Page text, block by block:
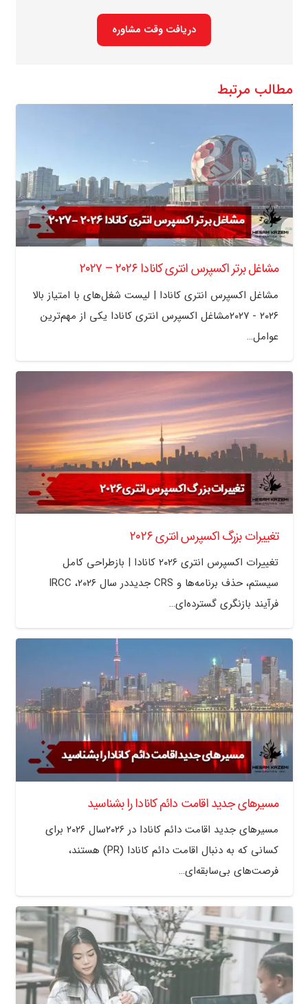
دریافت وقت مشاوره
مطالب مرتبط
مشاغل برتر اکسپرس انتری کانادا ۲۰۲۶ – ۲۰۲۷
مشاغل اکسپرس انتری کانادا | لیست شغل‌های با امتیاز بالا
۲۰۲۶ - ۲۰۲۷مشاغل اکسپرس انتری کانادا یکی از مهم‌ترین
عوامل…
تغییرات بزرگ اکسپرس انتری ۲۰۲۶
تغییرات اکسپرس انتری ۲۰۲۶ کانادا | بازطراحی کامل
سیستم، حذف برنامه‌ها و CRS جدیددر سال ۲۰۲۶، IRCC
فرآیند بازنگری گسترده‌ای…
مسیرهای جدید اقامت دائم کانادا را بشناسید
مسیرهای جدید اقامت دائم کانادا در ۲۰۲۶سال ۲۰۲۶ برای
کسانی که به دنبال اقامت دائم کانادا (PR) هستند،
فرصت‌های بی‌سابقه‌ای…